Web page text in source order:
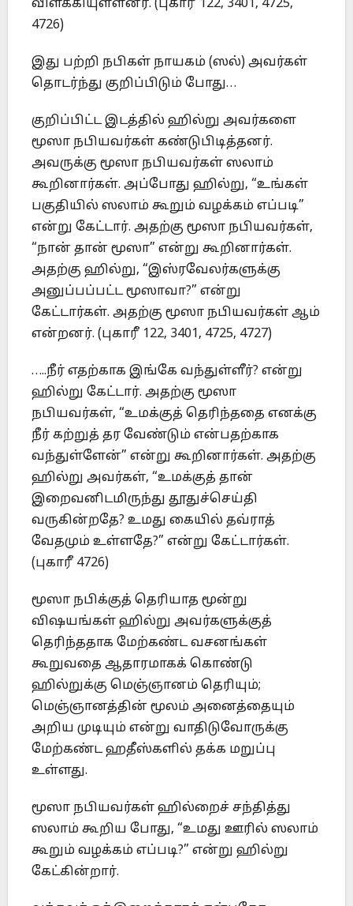
விளக்கியுள்ளனர். (புகாரீ 122, 3401, 4725,
4726)
இது பற்றி நபிகள் நாயகம் (ஸல்) அவர்கள்
தொடர்ந்து குறிப்பிடும் போது…
குறிப்பிட்ட இடத்தில் ஹில்று அவர்களை
மூஸா நபியவர்கள் கண்டுபிடித்தனர்.
அவருக்கு மூஸா நபியவர்கள் ஸலாம்
கூறினார்கள். அப்போது ஹில்று, “உங்கள்
பகுதியில் ஸலாம் கூறும் வழக்கம் எப்படி”
என்று கேட்டார். அதற்கு மூஸா நபியவர்கள்,
“நான் தான் மூஸா” என்று கூறினார்கள்.
அதற்கு ஹில்று, “இஸ்ரவேலர்களுக்கு
அனுப்பப்பட்ட மூஸாவா?” என்று
கேட்டார்கள். அதற்கு மூஸா நபியவர்கள் ஆம்
என்றனர். (புகாரீ 122, 3401, 4725, 4727)
…..நீர் எதற்காக இங்கே வந்துள்ளீர்? என்று
ஹில்று கேட்டார். அதற்கு மூஸா
நபியவர்கள், “உமக்குத் தெரிந்ததை எனக்கு
நீர் கற்றுத் தர வேண்டும் என்பதற்காக
வந்துள்ளேன்” என்று கூறினார்கள். அதற்கு
ஹில்று அவர்கள், “உமக்குத் தான்
இறைவனிடமிருந்து தூதுச்செய்தி
வருகின்றதே? உமது கையில் தவ்ராத்
வேதமும் உள்ளதே?” என்று கேட்டார்கள்.
(புகாரீ 4726)
மூஸா நபிக்குத் தெரியாத மூன்று
விஷயங்கள் ஹில்று அவர்களுக்குத்
தெரிந்ததாக மேற்கண்ட வசனங்கள்
கூறுவதை ஆதாரமாகக் கொண்டு
ஹில்றுக்கு மெஞ்ஞானம் தெரியும்;
மெஞ்ஞானத்தின் மூலம் அனைத்தையும்
அறிய முடியும் என்று வாதிடுவோருக்கு
மேற்கண்ட ஹதீஸ்களில் தக்க மறுப்பு
உள்ளது.
மூஸா நபியவர்கள் ஹில்றைச் சந்தித்து
ஸலாம் கூறிய போது, “உமது ஊரில் ஸலாம்
கூறும் வழக்கம் எப்படி?” என்று ஹில்று
கேட்கின்றார்.